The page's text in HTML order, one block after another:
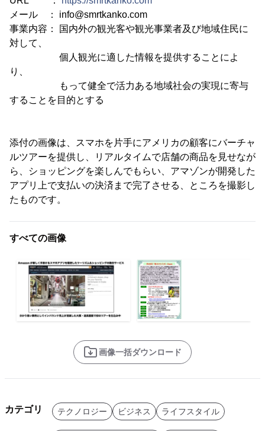
メール ： info@smrtkanko.com
事業内容： 国内外の観光客や観光事業者及び地域住民に
対して、
個人観光に適した情報を提供することによ
り、
もって健全で活力ある地域社会の実現に寄与
することを目的とする
添付の画像は、スマホを片手にアメリカの顧客にバーチャ
ルツアーを提供し、リアルタイムで店舗の商品を見せなが
ら、ショッピングを楽しんでもらい、アマゾンが開発した
アプリ上で支払いの決済まで完了させる、ところを撮影し
たものです。
すべての画像
画像一括ダウンロード
カテゴリ テクノロジー ビジネス ライフスタイル